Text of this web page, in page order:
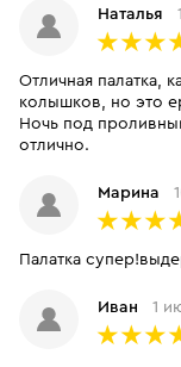
Наталья
Отличная палатка,
колышков, но это
Ночь под
отлично.
Марина
Палатка
Иван 1